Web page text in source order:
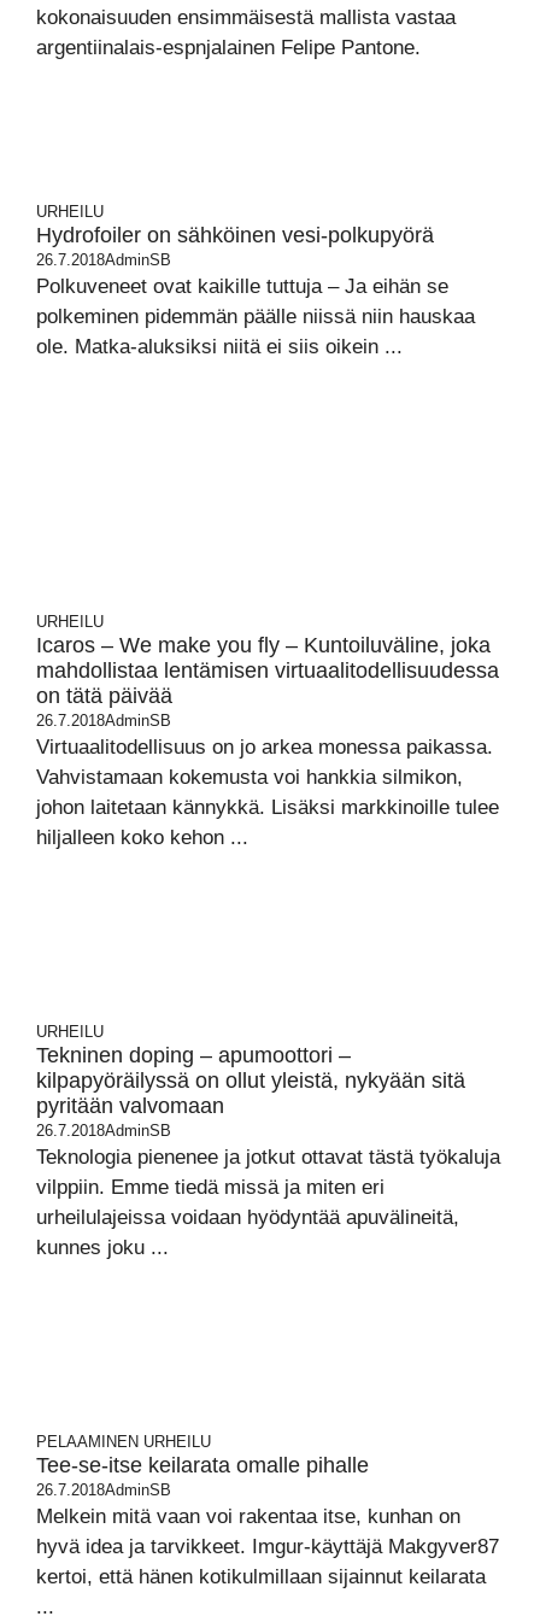
kokonaisuuden ensimmäisestä mallista vastaa
argentiinalais-espnjalainen Felipe Pantone.
URHEILU
Hydrofoiler on sähköinen vesi-polkupyörä
26.7.2018AdminSB
Polkuveneet ovat kaikille tuttuja – Ja eihän se
polkeminen pidemmän päälle niissä niin hauskaa
ole. Matka-aluksiksi niitä ei siis oikein ...
URHEILU
Icaros – We make you fly – Kuntoiluväline, joka
mahdollistaa lentämisen virtuaalitodellisuudessa
on tätä päivää
26.7.2018AdminSB
Virtuaalitodellisuus on jo arkea monessa paikassa.
Vahvistamaan kokemusta voi hankkia silmikon,
johon laitetaan kännykkä. Lisäksi markkinoille tulee
hiljalleen koko kehon ...
URHEILU
Tekninen doping – apumoottori –
kilpapyöräilyssä on ollut yleistä, nykyään sitä
pyritään valvomaan
26.7.2018AdminSB
Teknologia pienenee ja jotkut ottavat tästä työkaluja
vilppiin. Emme tiedä missä ja miten eri
urheilulajeissa voidaan hyödyntää apuvälineitä,
kunnes joku ...
PELAAMINEN URHEILU
Tee-se-itse keilarata omalle pihalle
26.7.2018AdminSB
Melkein mitä vaan voi rakentaa itse, kunhan on
hyvä idea ja tarvikkeet. Imgur-käyttäjä Makgyver87
kertoi, että hänen kotikulmillaan sijainnut keilarata
...